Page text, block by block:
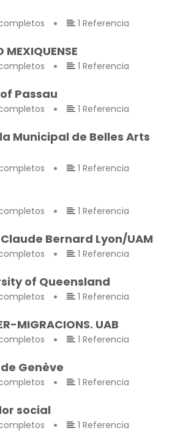
1 Referencia
MEXIQUENSE
1 Referencia
Passau
1 Referencia
Municipal de Belles Arts
1 Referencia
1 Referencia
Bernard Lyon/UAM
1 Referencia
of Queensland
1 Referencia
MIGRACIONS. UAB
1 Referencia
Genève
1 Referencia
social
1 Referencia